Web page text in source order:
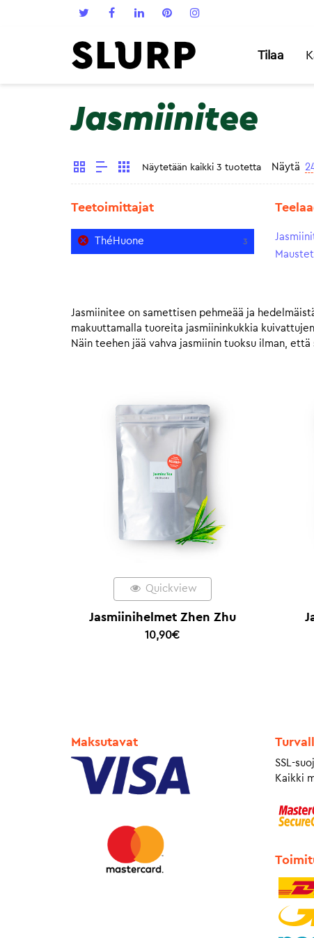
Tilaa
Jasmiinitee
Näytetään kaikki 3 tuotetta Näytä
Teetoimittajat
ThéHuone 3
Jasmiinitee on samettisen pehmeää ja
makuuttamalla tuoreita jasmiininkukkia
Näin teehen jää vahva jasmiinin tuoksu ilman,
Quickview
Jasmiinihelmet Zhen Zhu
10,90€
Maksutavat
SSL-
Kaikki